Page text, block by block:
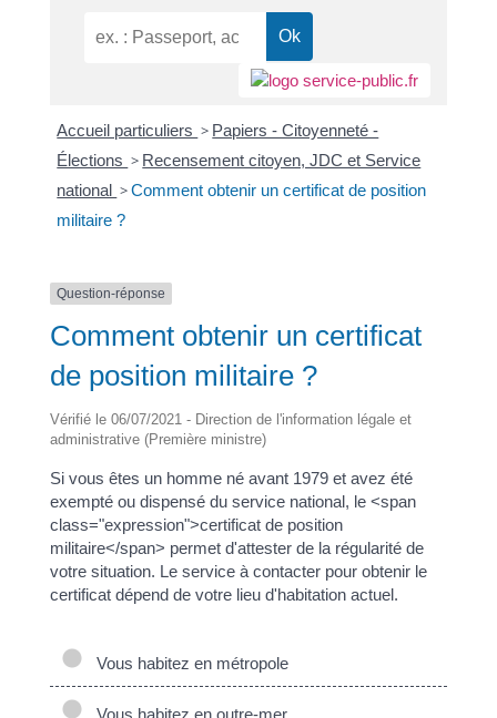
Accueil particuliers > Papiers - Citoyenneté -
Élections > Recensement citoyen, JDC et Service
national >Comment obtenir un certificat de position
militaire ?
Question-réponse
Comment obtenir un certificat
de position militaire ?
Vérifié le 06/07/2021 - Direction de l'information légale et
administrative (Première ministre)
Si vous êtes un homme né avant 1979 et avez été
exempté ou dispensé du service national, le <span
class="expression">certificat de position
militaire</span> permet d'attester de la régularité de
votre situation. Le service à contacter pour obtenir le
certificat dépend de votre lieu d'habitation actuel.
Vous habitez en métropole
Vous habitez en outre-mer